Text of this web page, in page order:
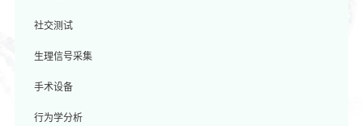
社交测试
生理信号采集
手术设备
行为学分析